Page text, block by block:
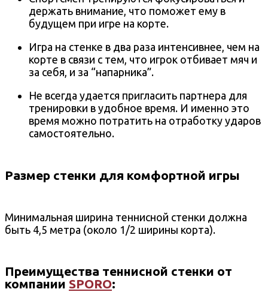
держать внимание, что поможет ему в
будущем при игре на корте.
Игра на стенке в два раза интенсивнее, чем на
корте в связи с тем, что игрок отбивает мяч и
за себя, и за “напарника”.
Не всегда удается пригласить партнера для
тренировки в удобное время. И именно это
время можно потратить на отработку ударов
самостоятельно.
Размер стенки для комфортной игры
Минимальная ширина теннисной стенки должна
быть 4,5 метра (около 1/2 ширины корта).
Преимущества теннисной стенки от
компании SPORO: